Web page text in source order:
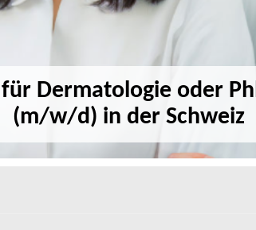
Dermatologie oder
(m/w/d) in der Schweiz